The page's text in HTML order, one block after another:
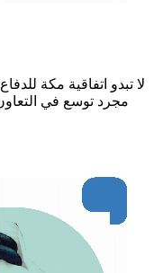
لا تبدو اتفاقية مكة
مجرد توسع في